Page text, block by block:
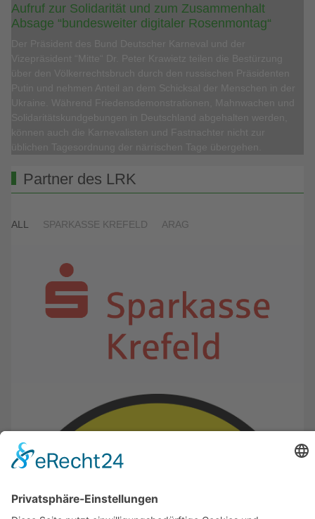
Aufruf zur Solidarität und zum Zusammenhalt
Absage “bundesweiter digitaler Rosenmontag“
Partner des LRK
ALL SPARKASSE KREFELD ARAG